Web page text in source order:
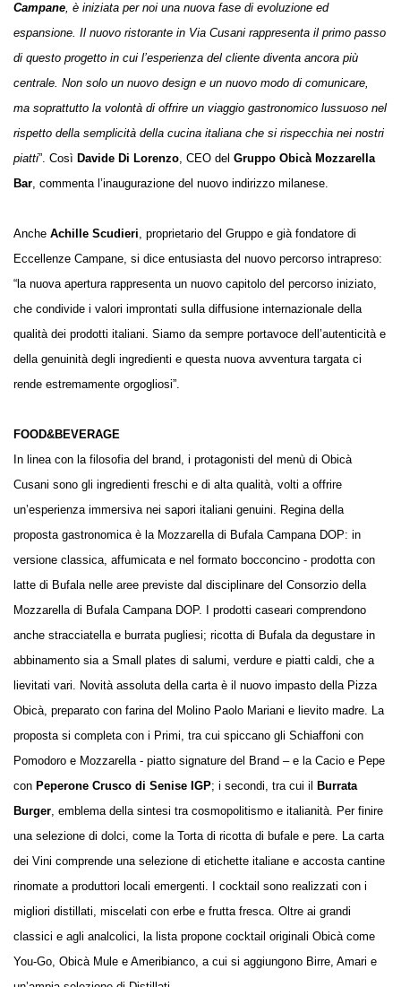
Campane, è iniziata per noi una nuova fase di evoluzione ed
espansione. Il nuovo ristorante in Via Cusani rappresenta il primo passo
di questo progetto in cui l’esperienza del cliente diventa ancora più
centrale. Non solo un nuovo design e un nuovo modo di comunicare,
ma soprattutto la volontà di offrire un viaggio gastronomico lussuoso nel
rispetto della semplicità della cucina italiana che si rispecchia nei nostri
piatti”. Così Davide Di Lorenzo, CEO del Gruppo Obicà Mozzarella
Bar, commenta l’inaugurazione del nuovo indirizzo milanese.
Anche Achille Scudieri, proprietario del Gruppo e già fondatore di
Eccellenze Campane, si dice entusiasta del nuovo percorso intrapreso:
“la nuova apertura rappresenta un nuovo capitolo del percorso iniziato,
che condivide i valori improntati sulla diffusione internazionale della
qualità dei prodotti italiani. Siamo da sempre portavoce dell’autenticità e
della genuinità degli ingredienti e questa nuova avventura targata ci
rende estremamente orgogliosi”.
FOOD&BEVERAGE
In linea con la filosofia del brand, i protagonisti del menù di Obicà
Cusani sono gli ingredienti freschi e di alta qualità, volti a offrire
un’esperienza immersiva nei sapori italiani genuini. Regina della
proposta gastronomica è la Mozzarella di Bufala Campana DOP: in
versione classica, affumicata e nel formato bocconcino - prodotta con
latte di Bufala nelle aree previste dal disciplinare del Consorzio della
Mozzarella di Bufala Campana DOP. I prodotti caseari comprendono
anche stracciatella e burrata pugliesi; ricotta di Bufala da degustare in
abbinamento sia a Small plates di salumi, verdure e piatti caldi, che a
lievitati vari. Novità assoluta della carta è il nuovo impasto della Pizza
Obicà, preparato con farina del Molino Paolo Mariani e lievito madre. La
proposta si completa con i Primi, tra cui spiccano gli Schiaffoni con
Pomodoro e Mozzarella - piatto signature del Brand – e la Cacio e Pepe
con Peperone Crusco di Senise IGP; i secondi, tra cui il
Burrata
Burger, emblema della sintesi tra cosmopolitismo e italianità. Per finire
una selezione di dolci, come la Torta di ricotta di bufale e pere. La carta
dei Vini comprende una selezione di etichette italiane e accosta cantine
rinomate a produttori locali emergenti. I cocktail sono realizzati con i
migliori distillati, miscelati con erbe e frutta fresca. Oltre ai grandi
classici e agli analcolici, la lista propone cocktail originali Obicà come
You-Go, Obicà Mule e Ameribianco, a cui si aggiungono Birre, Amari e